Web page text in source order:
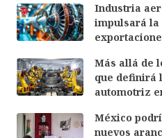
Industria
impulsará la
Más allá de
que definirá
automotriz
México
nuevos